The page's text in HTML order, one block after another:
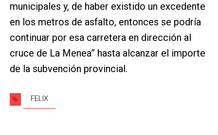
municipales y, de haber existido un excedente
en los metros de asfalto, entonces se podría
continuar por esa carretera en dirección al
cruce de La Menea” hasta alcanzar el importe
de la subvención provincial.
FELIX